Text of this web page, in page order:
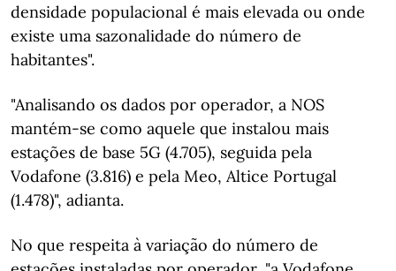
densidade populacional é mais elevada ou onde
existe uma sazonalidade do número de
habitantes".
"Analisando os dados por operador, a NOS
mantém-se como aquele que instalou mais
estações de base 5G (4.705), seguida pela
Vodafone (3.816) e pela Meo, Altice Portugal
(1.478)", adianta.
No que respeita à variação do número de